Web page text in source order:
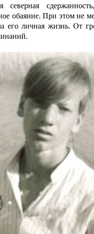
северная
обаяние. При этом не
его личная жизнь. От